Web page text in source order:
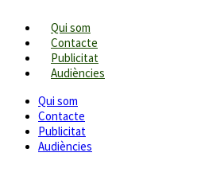
Qui som
Contacte
Publicitat
Audiències
Qui som
Contacte
Publicitat
Audiències